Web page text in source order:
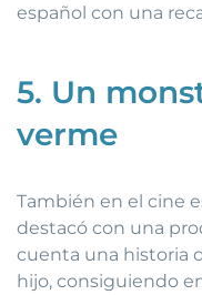
español con una
5. Un
verme
También en el cine
destacó con una
cuenta una historia
hijo, consiguiendo